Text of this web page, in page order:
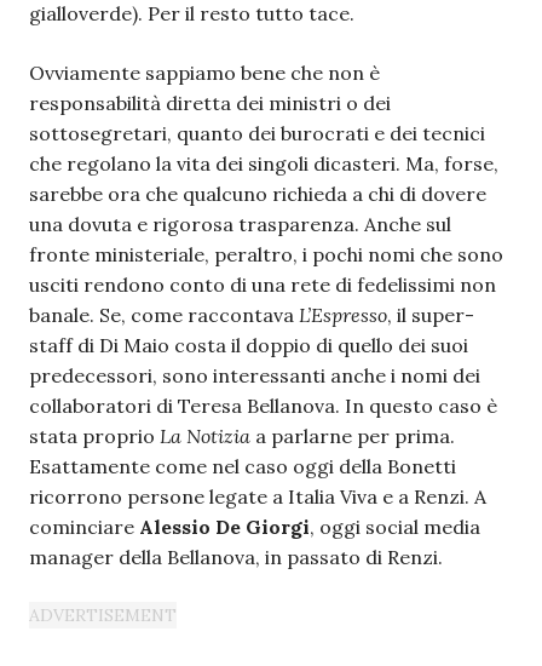
gialloverde). Per il resto tutto tace.
Ovviamente sappiamo bene che non è
responsabilità diretta dei ministri o dei
sottosegretari, quanto dei burocrati e dei tecnici
che regolano la vita dei singoli dicasteri. Ma, forse,
sarebbe ora che qualcuno richieda a chi di dovere
una dovuta e rigorosa trasparenza. Anche sul
fronte ministeriale, peraltro, i pochi nomi che sono
usciti rendono conto di una rete di fedelissimi non
banale. Se, come raccontava L’Espresso, il super-
staff di Di Maio costa il doppio di quello dei suoi
predecessori, sono interessanti anche i nomi dei
collaboratori di Teresa Bellanova. In questo caso è
stata proprio La Notizia a parlarne per prima.
Esattamente come nel caso oggi della Bonetti
ricorrono persone legate a Italia Viva e a Renzi. A
cominciare Alessio De Giorgi, oggi social media
manager della Bellanova, in passato di Renzi.